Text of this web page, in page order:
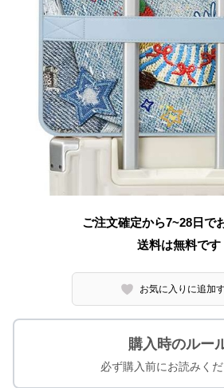
ご注文確定から7~28日で
送料は無料です
お気に入りに追加
購入時のルー
必ず購入前にお読みくだ